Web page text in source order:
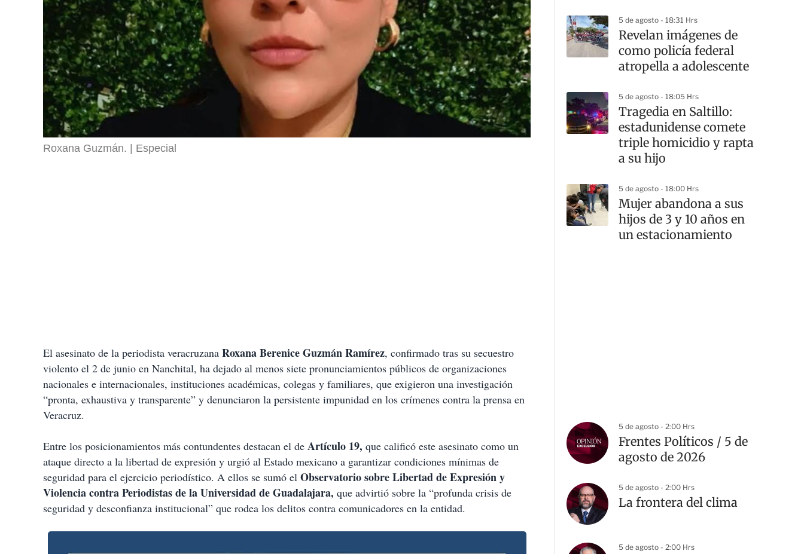
Roxana Guzmán. Especial
El asesinato de la periodista veracruzana Roxana Berenice Guzmán Ramírez, confirmado tras su secuestro
violento el 2 de junio en Nanchital, ha dejado al menos siete pronunciamientos públicos de organizaciones
nacionales e internacionales, instituciones académicas, colegas y familiares, que exigieron una investigación
“pronta, exhaustiva y transparente” y denunciaron la persistente impunidad en los crímenes contra la prensa en
Veracruz.
Entre los posicionamientos más contundentes destacan el de Artículo 19, que calificó este asesinato como un
ataque directo a la libertad de expresión y urgió al Estado mexicano a garantizar condiciones mínimas de
seguridad para el ejercicio periodístico. A ellos se sumó el Observatorio sobre Libertad de Expresión y
Violencia contra Periodistas de la Universidad de Guadalajara, que advirtió sobre la “profunda crisis de
seguridad y desconfianza institucional” que rodea los delitos contra comunicadores en la entidad.
5 de agosto - 18:31 Hrs
Revelan imágenes de
como policía federal
atropella a adolescente
5 de agosto - 18:05 Hrs
Tragedia en Saltillo:
estadunidense comete
triple homicidio y rapta
a su hijo
5 de agosto - 18:00 Hrs
Mujer abandona a sus
hijos de 3 y 10 años en
un estacionamiento
5 de agosto - 2:00 Hrs
Frentes Políticos / 5 de
agosto de 2026
5 de agosto - 2:00 Hrs
La frontera del clima
5 de agosto - 2:00 Hrs